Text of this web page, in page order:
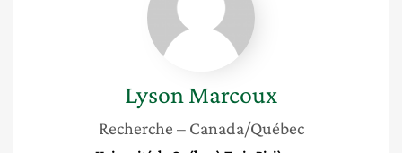
Lyson Marcoux
Recherche – Canada/Québec